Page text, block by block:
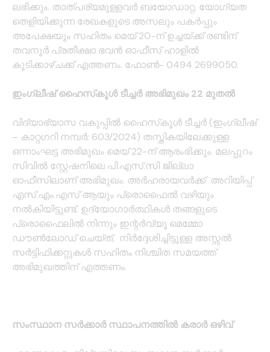
ലഭിക്കും. താത്പര്യമുള്ളവര്‍ ബയോഡാറ്റ, യോഗ്യത
തെളിയിക്കുന്ന രേഖകളുടെ അസലും പകര്‍പ്പും
അപേക്ഷയും സഹിതം മെയ് 20-ന് ഉച്ചയ്ക്ക് രണ്ടിന്
തവനൂര്‍ പ്രതീക്ഷാ ഭവന്‍ ഓഫീസ് ഹാളില്‍
കൂടിക്കാഴ്ചക്ക് എത്തണം. ഫോണ്‍- 0494 2699050.
ഇംഗ്ലീഷ് ഹൈസ്‌കൂള്‍ ടീച്ചര്‍ അഭിമുഖം 22 മുതല്‍
വിദ്യാഭ്യാസ വകുപ്പില്‍ ഹൈസ്‌കൂള്‍ ടീച്ചര്‍ (ഇംഗ്ലീഷ്
– കാറ്റഗറി നമ്പര്‍: 603/2024) തസ്തികയിലേക്കുള്ള
ഒന്നാംഘട്ട അഭിമുഖം മെയ് 22-ന് ആരംഭിക്കും. മലപ്പുറം
സിവില്‍ സ്റ്റേഷനിലെ പി.എസ്.സി ജില്ലാ
ഓഫീസിലാണ് അഭിമുഖം. അര്‍ഹരായവര്‍ക്ക് അറിയിപ്പ്
എസ്.എം.എസ് ആയും പ്രൊഫൈല്‍ വഴിയും
നല്‍കിയിട്ടുണ്ട്. ഉദ്യോഗാര്‍ത്ഥികള്‍ തങ്ങളുടെ
പ്രൊഫൈലില്‍ നിന്നും ഇന്റര്‍വ്യൂ മെമ്മോ
ഡൗണ്‍ലോഡ് ചെയ്ത്, നിര്‍ദ്ദേശിച്ചിട്ടുള്ള അസ്സല്‍
സര്‍ട്ടിഫിക്കറ്റുകള്‍ സഹിതം നിശ്ചിത സമയത്ത്
അഭിമുഖത്തിന് എത്തണം.
സംസ്ഥാന സർക്കാർ സ്ഥാപനത്തിൽ കരാർ ഒഴിവ്